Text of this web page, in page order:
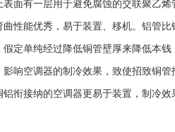
有一层用于避免腐蚀的交联聚乙烯
能优秀，易于装置、移机。 铝管比
假定单纯经过降低铜管壁厚来降低本
影响空调器的制冷效果，致使招致铜
铝衔接纳的空调器更易于装置，制冷效